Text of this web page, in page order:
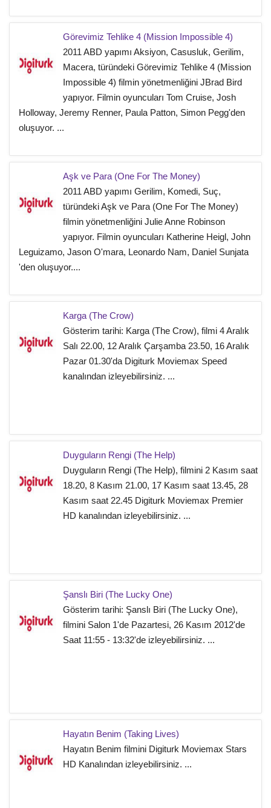
Görevimiz Tehlike 4 (Mission Impossible 4)
2011 ABD yapımı Aksiyon, Casusluk, Gerilim,
Macera, türündeki Görevimiz Tehlike 4 (Mission
Impossible 4) filmin yönetmenliğini JBrad Bird
yapıyor. Filmin oyuncuları Tom Cruise, Josh
Holloway, Jeremy Renner, Paula Patton, Simon Pegg'den
oluşuyor. ...
Aşk ve Para (One For The Money)
2011 ABD yapımı Gerilim, Komedi, Suç,
türündeki Aşk ve Para (One For The Money)
filmin yönetmenliğini Julie Anne Robinson
yapıyor. Filmin oyuncuları Katherine Heigl, John
Leguizamo, Jason O'mara, Leonardo Nam, Daniel Sunjata
'den oluşuyor....
Karga (The Crow)
Gösterim tarihi: Karga (The Crow), filmi 4 Aralık
Salı 22.00, 12 Aralık Çarşamba 23.50, 16 Aralık
Pazar 01.30'da Digiturk Moviemax Speed
kanalından izleyebilirsiniz. ...
Duyguların Rengi (The Help)
Duyguların Rengi (The Help), filmini 2 Kasım saat
18.20, 8 Kasım 21.00, 17 Kasım saat 13.45, 28
Kasım saat 22.45 Digiturk Moviemax Premier
HD kanalından izleyebilirsiniz. ...
Şanslı Biri (The Lucky One)
Gösterim tarihi: Şanslı Biri (The Lucky One),
filmini Salon 1'de Pazartesi, 26 Kasım 2012'de
Saat 11:55 - 13:32'de izleyebilirsiniz. ...
Hayatın Benim (Taking Lives)
Hayatın Benim filmini Digiturk Moviemax Stars
HD Kanalından izleyebilirsiniz. ...